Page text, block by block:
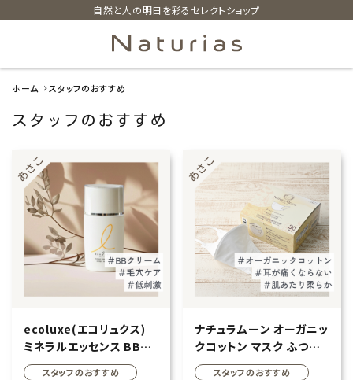
自然と人の明日を彩るセレクトショップ
新着商品
カテゴリーから探す
美容・コスメ・香水
日用品雑貨
ホーム スタッフのおすすめ
スタッフのおすすめ
ecoluxe(エコリュクス)
ミネラルエッセンス BB
SPF50+ PA+++ 25ml
スタッフのおすすめ
ナチュラムーン オーガニッ
クコットン マスク ふつう
サイズ 大容量
スタッフのおすすめ